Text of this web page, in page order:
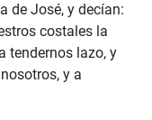
de José, y decían:
costales la
tendernos lazo, y
y a